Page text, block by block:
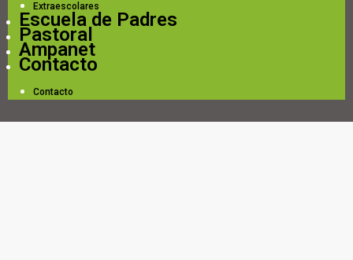
Extraescolares
Escuela de Padres
Pastoral
Ampanet
Contacto
Contacto